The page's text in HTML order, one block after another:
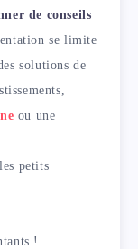
de conseils
se limite
solutions de
ou une
petits
!